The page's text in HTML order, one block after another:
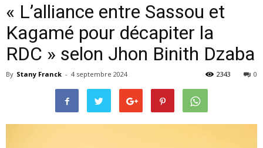
« L’alliance entre Sassou et
Kagamé pour décapiter la
RDC » selon Jhon Binith Dzaba
By Stany Franck - 4 septembre 2024 0
2343